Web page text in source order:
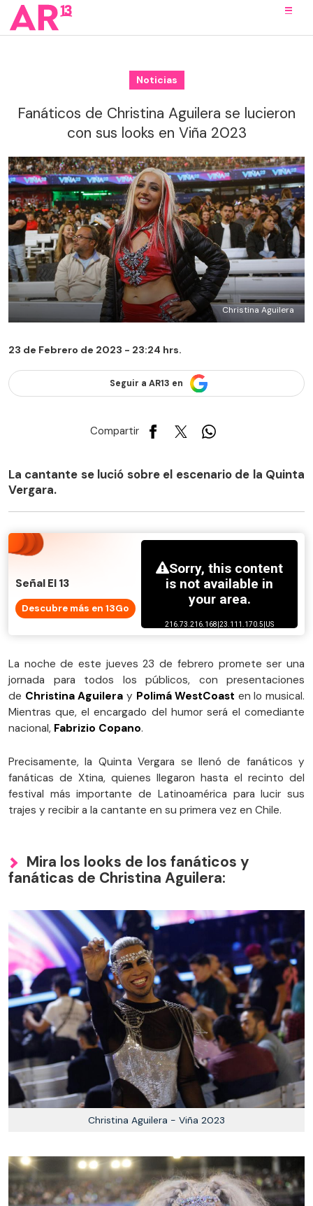
Noticias
Fanáticos de Christina Aguilera se lucieron
con sus looks en Viña 2023
Christina Aguilera
23 de Febrero de 2023 - 23:24 hrs.
Seguir a AR13 en
Compartir
La cantante se lució sobre el escenario de la Quinta
Vergara.
Señal El 13
Descubre más en 13Go
La noche de este jueves 23 de febrero promete ser una
jornada para todos los públicos, con presentaciones
de Christina Aguilera y Polimá WestCoast en lo musical.
Mientras que, el encargado del humor será el comediante
nacional, Fabrizio Copano.
Precisamente, la Quinta Vergara se llenó de fanáticos y
fanáticas de Xtina, quienes llegaron hasta el recinto del
festival más importante de Latinoamérica para lucir sus
trajes y recibir a la cantante en su primera vez en Chile.
Mira los looks de los fanáticos y
fanáticas de Christina Aguilera:
Christina Aguilera - Viña 2023